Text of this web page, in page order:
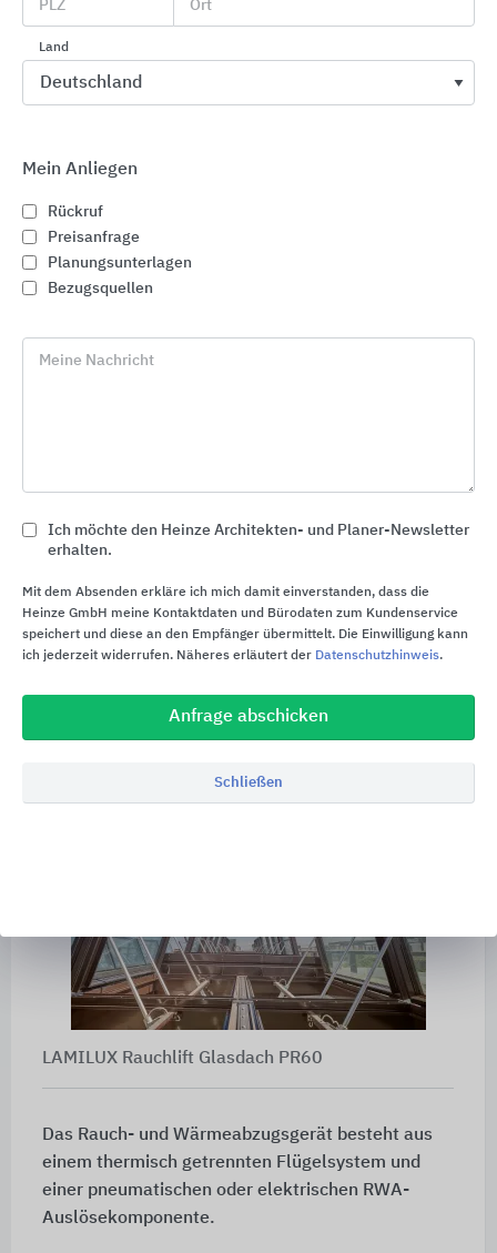
FE 3° RWA-Stellung
Weiterführende Informationen:
Produktbroschüre LAMILUX Rauch- und
Wärmeabzugsgeräte
Rauchlift Glasdach PR60
LAMILUX Rauchlift Glasdach PR60
Das Rauch- und Wärmeabzugsgerät besteht aus
einem thermisch getrennten Flügelsystem und
einer pneumatischen oder elektrischen RWA-
Auslösekomponente.
PLZ Ort
Land
Mein Anliegen
Rückruf
Preisanfrage
Planungsunterlagen
Bezugsquellen
Meine Nachricht
Ich möchte den Heinze Architekten- und Planer-Newsletter
erhalten.
Mit dem Absenden erkläre ich mich damit einverstanden, dass die
Heinze GmbH meine Kontaktdaten und Bürodaten zum Kundenservice
speichert und diese an den Empfänger übermittelt. Die Einwilligung kann
ich jederzeit widerrufen. Näheres erläutert der Datenschutzhinweis.
Anfrage abschicken
Schließen